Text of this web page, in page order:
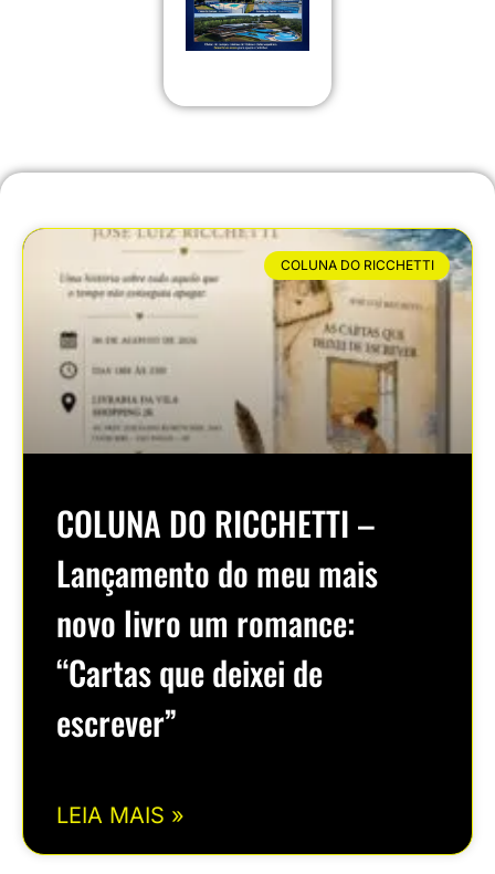
COLUNA DO RICCHETTI
COLUNA DO RICCHETTI –
Lançamento do meu mais
novo livro um romance:
“Cartas que deixei de
escrever”
LEIA MAIS »